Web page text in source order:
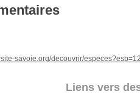
savoie.org/decouvrir/
Liens vers